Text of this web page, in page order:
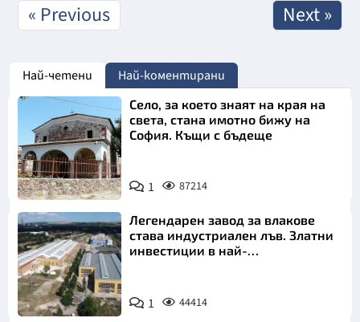
« Previous Next »
Най-четени Най-коментирани
Село, за което знаят на края на
света, стана имотно бижу на
София. Къщи с бъдеще
1 87214
Легендарен завод за влакове
става индустриален лъв. Златни
инвестиции в най-
1 44414